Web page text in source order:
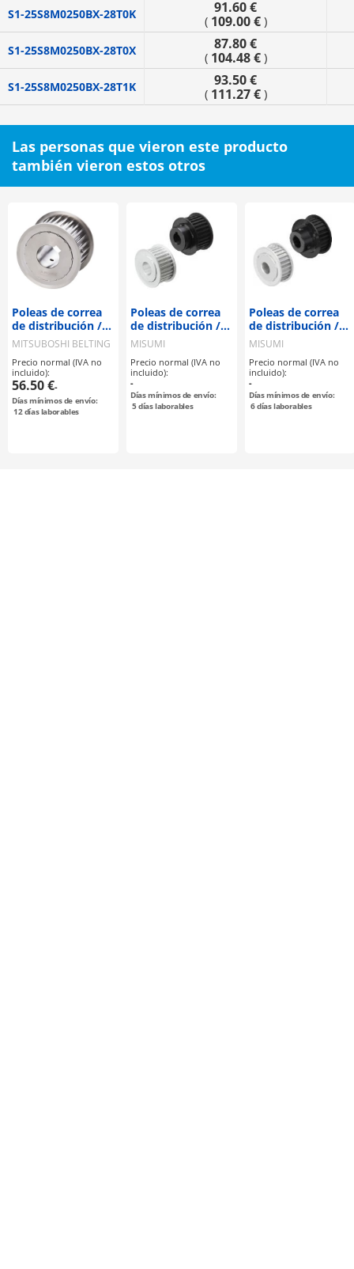
S1-25S8M0250BX-28T0K 91.60 €
( 109.00 €)
S1-25S8M0250BX-28T0X 87.80 €
( 104.48 €)
S1-25S8M0250BX-28T1K 93.50 €
( 111.27 €)
Las personas que vieron este producto
también vieron estos otros
Poleas de correa
de distribución /
S8M / polea con
brida
seleccionable /
configurable /
acero / bruñido,
niquelado
químicamente /
MITSUBOSHI BELTING
Precio normal (IVA no
incluido):
56.50 €-
Días mínimos de envío:
12días laborables
Poleas de correa
de distribución /
T5 / polea con
brida
deseleccionable /
configurable /
aluminio, acero
MISUMI
Precio normal (IVA no
incluido):
-
Días mínimos de envío:
5días laborables
Poleas de correa
de distribución /
AT5, AT10 / polea
con brida
deseleccionable /
configurable /
aluminio
MISUMI
Precio normal (IVA no
incluido):
-
Días mínimos de envío:
6días laborables